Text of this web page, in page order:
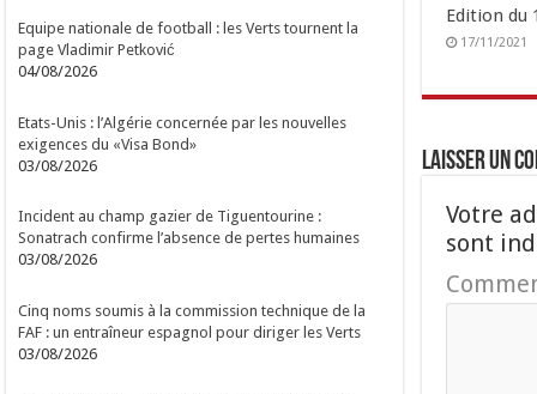
Edition du
17/11/2021
Laisser un
Votre
sont
Equipe nationale de football : les Verts tournent la
page Vladimir Petković
04/08/2026
Etats-Unis : l’Algérie concernée par les nouvelles
exigences du «Visa Bond»
03/08/2026
Incident au champ gazier de Tiguentourine :
Sonatrach confirme l’absence de pertes humaines
03/08/2026
Cinq noms soumis à la commission technique de la
FAF : un entraîneur espagnol pour diriger les Verts
03/08/2026